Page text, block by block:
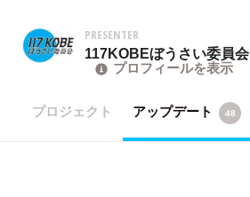
PRESENTER
117KOBEぼうさい委員会
プロフィールを表示
プロジェクト アップデート 48